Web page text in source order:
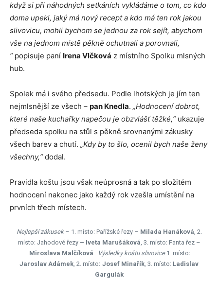
když si při náhodných setkáních vykládáme o tom, co kdo
doma upekl, jaký má nový recept a kdo má ten rok jakou
slivovicu, mohli bychom se jednou za rok sejít, abychom
vše na jednom místě pěkně ochutnali a porovnali,
“popisuje paní Irena Vlčková z místního Spolku mlsných
hub.
Spolek má i svého předsedu. Podle lhotských je jím ten
nejmlsnější ze všech – pan Knedla. „Hodnocení dobrot,
které naše kuchařky napečou je obzvlášť těžké,“ ukazuje
předseda spolku na stůl s pěkně srovnanými zákusky
všech barev a chutí. „Kdy by to šlo, ocenil bych naše ženy
všechny,“dodal.
Pravidla koštu jsou však neúprosná a tak po složitém
hodnocení nakonec jako každý rok vzešla umístění na
prvních třech místech.
Nejlepší zákusek– 1. místo: Pařížské řezy – Milada Hanáková, 2.
místo: Jahodové řezy – Iveta Marušáková, 3. místo: Fanta řez –
Miroslava Malčíková. Výsledky koštu slivovice1. místo:
Jaroslav Adámek, 2. místo: Josef Minařík, 3. místo: Ladislav
Gargulák